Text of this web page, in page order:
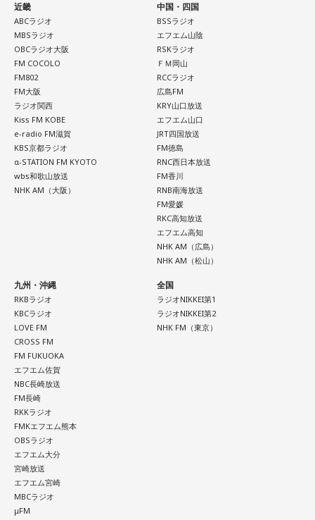
近畿
ABCラジオ
MBSラジオ
OBCラジオ大阪
FM COCOLO
FM802
FM大阪
ラジオ関西
Kiss FM KOBE
e-radio FM滋賀
KBS京都ラジオ
α-STATION FM KYOTO
wbs和歌山放送
NHK AM（大阪）
中国・四国
BSSラジオ
エフエム山陰
RSKラジオ
ＦＭ岡山
RCCラジオ
広島FM
KRY山口放送
エフエム山口
JRT四国放送
FM徳島
RNC西日本放送
FM香川
RNB南海放送
FM愛媛
RKC高知放送
エフエム高知
NHK AM（広島）
NHK AM（松山）
九州・沖縄
RKBラジオ
KBCラジオ
LOVE FM
CROSS FM
FM FUKUOKA
エフエム佐賀
NBC長崎放送
FM長崎
RKKラジオ
FMKエフエム熊本
OBSラジオ
エフエム大分
宮崎放送
エフエム宮崎
MBCラジオ
μFM
全国
ラジオNIKKEI第1
ラジオNIKKEI第2
NHK FM（東京）